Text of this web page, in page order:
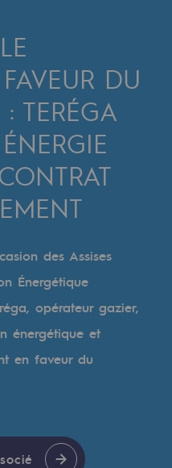
énergétique
et ouverte
adaptative et
valeurs
DU
TERÉGA
des Assises
Énergétique
opérateur gazier,
énergétique et
en faveur du